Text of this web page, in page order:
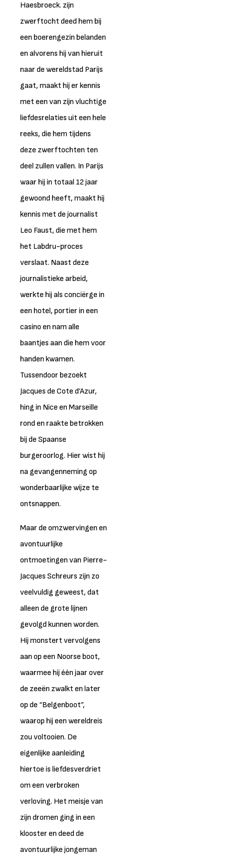
Haesbroeck. zijn
zwerftocht deed hem bij
een boerengezin belanden
en alvorens hij van hieruit
naar de wereldstad Parijs
gaat, maakt hij er kennis
met een van zijn vluchtige
liefdesrelaties uit een hele
reeks, die hem tijdens
deze zwerftochten ten
deel zullen vallen. In Parijs
waar hij in totaal 12 jaar
gewoond heeft, maakt hij
kennis met de journalist
Leo Faust, die met hem
het Labdru-proces
verslaat. Naast deze
journalistieke arbeid,
werkte hij als conciërge in
een hotel, portier in een
casino en nam alle
baantjes aan die hem voor
handen kwamen.
Tussendoor bezoekt
Jacques de Cote d’Azur,
hing in Nice en Marseille
rond en raakte betrokken
bij de Spaanse
burgeroorlog. Hier wist hij
na gevangenneming op
wonderbaarlijke wijze te
ontsnappen.
Maar de omzwervingen en
avontuurlijke
ontmoetingen van Pierre-
Jacques Schreurs zijn zo
veelvuldig geweest, dat
alleen de grote lijnen
gevolgd kunnen worden.
Hij monstert vervolgens
aan op een Noorse boot,
waarmee hij één jaar over
de zeeën zwalkt en later
op de “Belgenboot”,
waarop hij een wereldreis
zou voltooien. De
eigenlijke aanleiding
hiertoe is liefdesverdriet
om een verbroken
verloving. Het meisje van
zijn dromen ging in een
klooster en deed de
avontuurlijke jongeman